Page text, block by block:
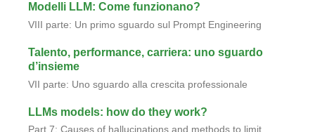
Modelli LLM: Come funzionano?
VIII parte: Un primo sguardo sul Prompt Engineering
Talento, performance, carriera: uno sguardo
d’insieme
VII parte: Uno sguardo alla crescita professionale
LLMs models: how do they work?
Part 7: Causes of hallucinations and methods to limit